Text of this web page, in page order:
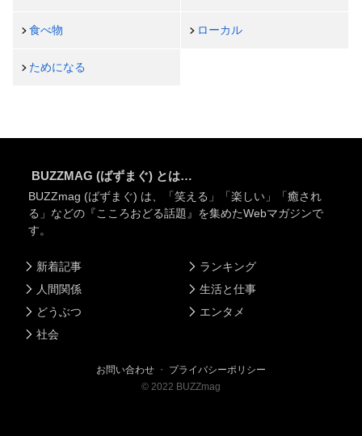
食べ物 ローカル
ためになる
BUZZMAG (ばずまぐ) とは…
BUZZmag (ばずまぐ) は、「笑える」「楽しい」「癒され
る」などの『こころおどる話題』を集めたWebマガジンで
す。
新着記事
人間関係
どうぶつ
社会
ランキング
生活と仕事
エンタメ
お問い合わせ ・ プライバシーポリシー
© 2022 BUZZmag